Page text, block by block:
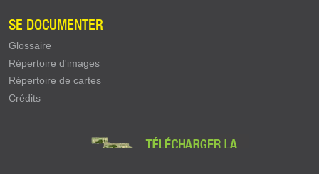
SE DOCUMENTER
Glossaire
Répertoire d'images
Répertoire de cartes
Crédits